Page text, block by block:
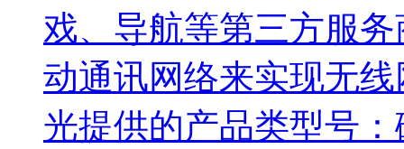
戏、导航等第三方服
动通讯网络来实现无
光提供的产品类型号